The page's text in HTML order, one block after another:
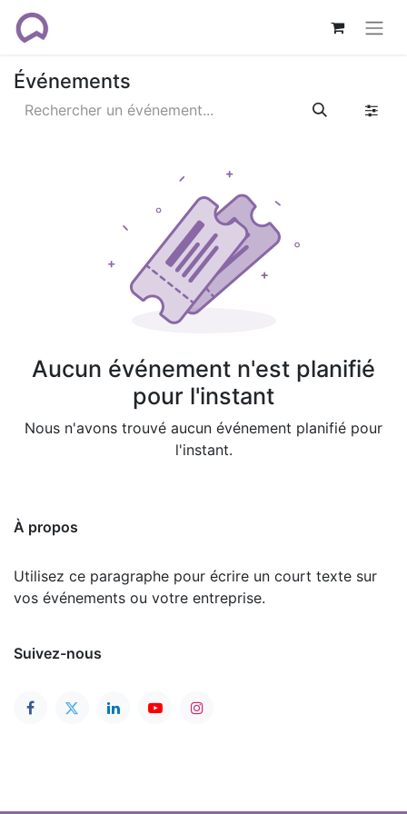
Événements
Aucun événement n'est planifié
pour l'instant
Nous n'avons trouvé aucun événement planifié pour
l'instant.
À propos
Utilisez ce paragraphe pour écrire un court texte sur
vos événements ou votre entreprise.
Suivez-nous